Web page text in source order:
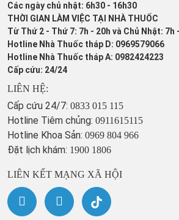
Các ngày chủ nhật: 6h30 - 16h30
THỜI GIAN LÀM VIỆC TẠI NHÀ THUỐC
Từ Thứ 2 - Thứ 7: 7h - 20h và Chủ Nhật: 7h
Hotline Nhà Thuốc tháp D: 0969579066
Hotline Nhà Thuốc tháp A: 0982424223
Cấp cứu: 24/24
LIÊN HỆ:
Cấp cứu 24/7: 0833 015 115
Hotline Tiêm chủng: 0911615115
Hotline Khoa Sản: 0969 804 966
Đặt lịch khám: 1900 1806
LIÊN KẾT MẠNG XÃ HỘI